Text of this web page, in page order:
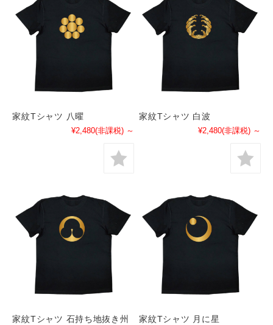
家紋Tシャツ 八曜
¥2,480(非課税) ～
家紋Tシャツ 白波
¥2,480(非課税) ～
家紋Tシャツ 石持ち地抜き州
家紋Tシャツ 月に星